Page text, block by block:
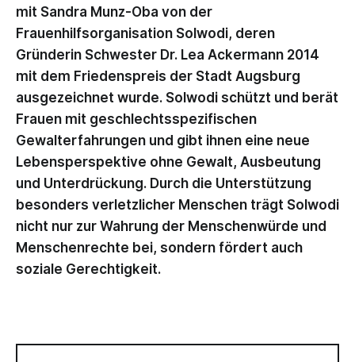
mit Sandra Munz-Oba von der
Frauenhilfsorganisation Solwodi, deren
Gründerin Schwester Dr. Lea Ackermann 2014
mit dem Friedenspreis der Stadt Augsburg
ausgezeichnet wurde. Solwodi schützt und berät
Frauen mit geschlechtsspezifischen
Gewalterfahrungen und gibt ihnen eine neue
Lebensperspektive ohne Gewalt, Ausbeutung
und Unterdrückung. Durch die Unterstützung
besonders verletzlicher Menschen trägt Solwodi
nicht nur zur Wahrung der Menschenwürde und
Menschenrechte bei, sondern fördert auch
soziale Gerechtigkeit.